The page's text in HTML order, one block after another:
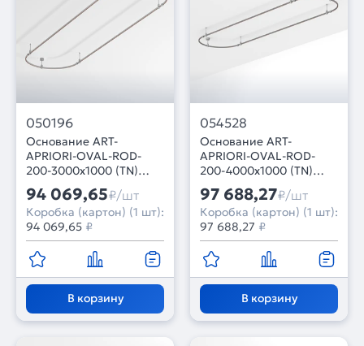
050196
Основание ART-
APRIORI-OVAL-ROD-
200-3000x1000 (TN)
(Arlight, IP20 Металл, 3
года)
94 069,65₽/шт
Коробка (картон) (1 шт):
94 069,65 ₽
В корзину
054528
Основание ART-
APRIORI-OVAL-ROD-
200-4000x1000 (TN)
(Arlight, IP20 Металл, 3
года)
97 688,27₽/шт
Коробка (картон) (1 шт):
97 688,27 ₽
В корзину